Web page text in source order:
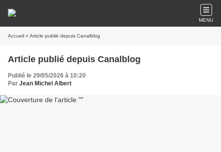
MENU
Accueil » Article publié depuis Canalblog
Article publié depuis Canalblog
Publié le 29/05/2026 à 10:20
Par Jean Michel Albert